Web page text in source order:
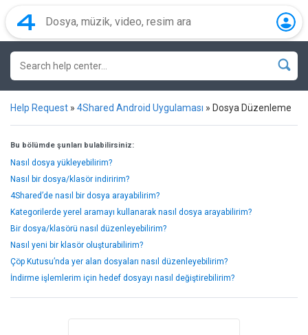
Help Request » 4Shared Android Uygulaması » Dosya Düzenleme
Bu bölümde şunları bulabilirsiniz:
Nasıl dosya yükleyebilirim?
Nasıl bir dosya/klasör indiririm?
4Shared’de nasıl bir dosya arayabilirim?
Kategorilerde yerel aramayı kullanarak nasıl dosya arayabilirim?
Bir dosya/klasörü nasıl düzenleyebilirim?
Nasıl yeni bir klasör oluşturabilirim?
Çöp Kutusu’nda yer alan dosyaları nasıl düzenleyebilirim?
İndirme işlemlerim için hedef dosyayı nasıl değiştirebilirim?